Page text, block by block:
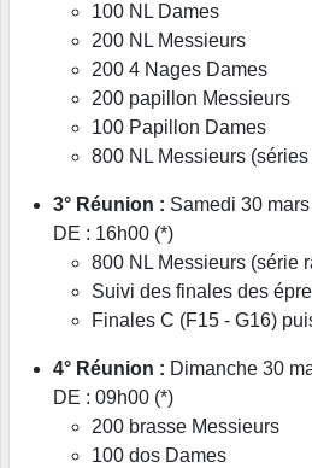
100 NL Dames
200 NL Messieurs
200 4 Nages Dames
200 papillon Messieurs
100 Papillon Dames
800 NL Messieurs
3° Réunion : Samedi 30
DE : 16h00 (*)
800 NL Messieurs (série
Suivi des finales des
Finales C (F15 - G16)
4° Réunion : Dimanche 30
DE : 09h00 (*)
200 brasse Messieurs
100 dos Dames